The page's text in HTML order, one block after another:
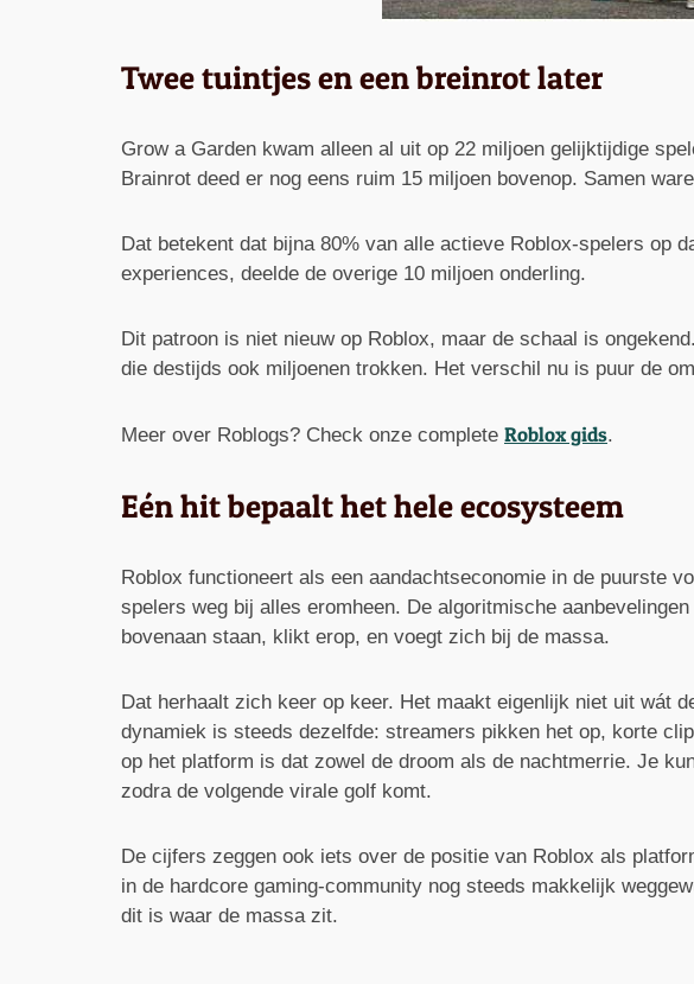
Twee tuintjes en een breinrot later
Grow a Garden kwam alleen al uit op 22 miljoen gelijktijdige
Brainrot deed er nog eens ruim 15 miljoen bovenop. Samen
Dat betekent dat bijna 80% van alle actieve Roblox-spelers op
experiences, deelde de overige 10 miljoen onderling.
Dit patroon is niet nieuw op Roblox, maar de schaal is
die destijds ook miljoenen trokken. Het verschil nu is puur de
Meer over Roblogs? Check onze complete Roblox gids.
Eén hit bepaalt het hele ecosysteem
Roblox functioneert als een aandachtseconomie in de puurste
spelers weg bij alles eromheen. De algoritmische
bovenaan staan, klikt erop, en voegt zich bij de massa.
Dat herhaalt zich keer op keer. Het maakt eigenlijk niet uit wát
dynamiek is steeds dezelfde: streamers pikken het op, korte
op het platform is dat zowel de droom als de nachtmerrie. Je
zodra de volgende virale golf komt.
De cijfers zeggen ook iets over de positie van Roblox als
in de hardcore gaming-community nog steeds makkelijk
dit is waar de massa zit.